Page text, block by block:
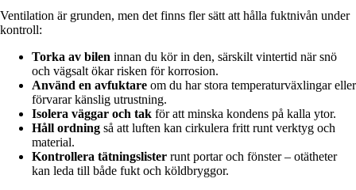
Ventilation är grunden, men det finns fler sätt att hålla fuktnivån under
kontroll:
Torka av bilen innan du kör in den, särskilt vintertid när snö
och vägsalt ökar risken för korrosion.
Använd en avfuktare om du har stora temperaturväxlingar eller
förvarar känslig utrustning.
Isolera väggar och tak för att minska kondens på kalla ytor.
Håll ordning så att luften kan cirkulera fritt runt verktyg och
material.
Kontrollera tätningslister runt portar och fönster – otätheter
kan leda till både fukt och köldbryggor.